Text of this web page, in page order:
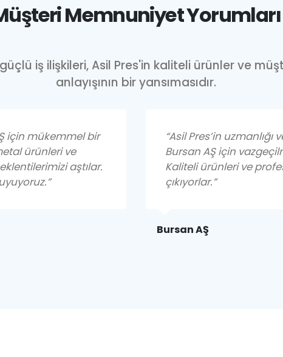
Memnuniyet Yorumları
iş ilişkileri, Asil Pres'in kaliteli ürünler ve
anlayışının bir yansımasıdır.
için mükemmel bir
ürünleri ve
aştılar.
“Asil Pres’in uzmanlığı
Bursan AŞ için
Kaliteli ürünleri ve
çıkıyorlar.”
Bursan AŞ